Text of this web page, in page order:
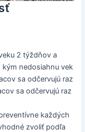
2 týždňov a
kým nedosiahnu vek
sa odčervujú raz
sa odčervujú raz
každých
zvoliť podľa